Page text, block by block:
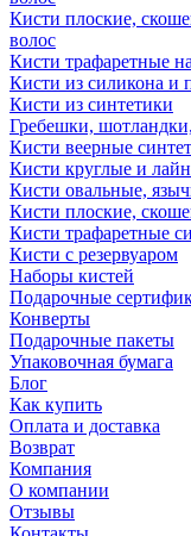
Кисти плоские,
волос
Кисти трафаретные
Кисти из силикона и
Кисти из синтетики
Гребешки,
Кисти веерные
Кисти круглые и
Кисти овальные,
Кисти плоские,
Кисти трафаретные
Кисти с резервуаром
Наборы кистей
Подарочные
Конверты
Подарочные пакеты
Упаковочная бумага
Блог
Как купить
Оплата и доставка
Возврат
Компания
О компании
Отзывы